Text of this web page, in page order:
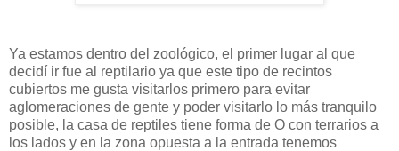
Ya estamos dentro del zoológico, el primer lugar al que
decidí ir fue al reptilario ya que este tipo de recintos
cubiertos me gusta visitarlos primero para evitar
aglomeraciones de gente y poder visitarlo lo más tranquilo
posible, la casa de reptiles tiene forma de O con terrarios a
los lados y en la zona opuesta a la entrada tenemos